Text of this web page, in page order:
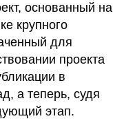
основанный на
крупного
для
проекта
в
а теперь, судя
этап.